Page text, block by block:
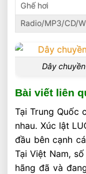
Ghế hơi
Radio/MP3/CD/
Dây
Bài viết liên
Tại Trung Quốc
nhau. Xúc lật
đầu bên cạnh
Tại Việt Nam,
hãng đã và